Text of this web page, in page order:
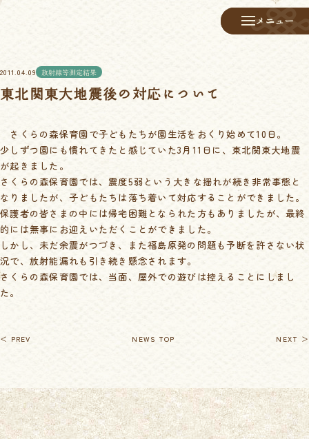
メニュー
メニュー
2011.04.09 放射線等測定結果
東北関東大地震後の対応について
さくらの森保育園で子どもたちが園生活をおくり始めて10日。
少しずつ園にも慣れてきたと感じていた3月11日に、東北関東大地震
が起きました。
さくらの森保育園では、震度5弱という大きな揺れが続き非常事態と
なりましたが、子どもたちは落ち着いて対応することができました。
保護者の皆さまの中には帰宅困難となられた方もありましたが、最終
的には無事にお迎えいただくことができました。
しかし、未だ余震がつづき、また福島原発の問題も予断を許さない状
況で、放射能漏れも引き続き懸念されます。
さくらの森保育園では、当面、屋外での遊びは控えることにしまし
た。
＜ PREV NEWS TOP NEXT ＞